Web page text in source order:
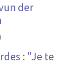
der
: "Je te